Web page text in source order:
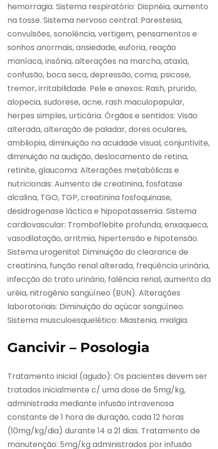
hemorragia. Sistema respiratório: Dispnéia, aumento
na tosse. Sistema nervoso central: Parestesia,
convulsões, sonolência, vertigem, pensamentos e
sonhos anormais, ansiedade, euforia, reação
maníaca, insônia, alterações na marcha, ataxia,
confusão, boca seca, depressão, coma, psicose,
tremor, irritabilidade. Pele e anexos: Rash, prurido,
alopecia, sudorese, acne, rash maculopapular,
herpes simples, urticária. Órgãos e sentidos: Visão
alterada, alteração de paladar, dores oculares,
ambliopia, diminuição na acuidade visual, conjuntivite,
diminuição na audição, deslocamento de retina,
retinite, glaucoma. Alterações metabólicas e
nutricionais: Aumento de creatinina, fosfatase
alcalina, TGO, TGP, creatinina fosfoquinase,
desidrogenase láctica e hipopotassemia. Sistema
cardiovascular: Tromboflebite profunda, enxaqueca,
vasodilatação, arritmia, hipertensão e hipotensão.
Sistema urogenital: Diminuição do clearance de
creatinina, função renal alterada, freqüência urinária,
infecção do trato urinário, falência renal, aumento da
uréia, nitrogênio sangüíneo (BUN). Alterações
laboratoriais: Diminuição do açúcar sangüíneo.
Sistema musculoesquelético: Miastenia, mialgia.
Gancivir – Posologia
Tratamento inicial (agudo): Os pacientes devem ser
tratados inicialmente c/ uma dose de 5mg/kg,
administrada mediante infusão intravenosa
constante de 1 hora de duração, cada 12 horas
(10mg/kg/dia) durante 14 a 21 dias. Tratamento de
manutenção: 5mg/kg administrados por infusão